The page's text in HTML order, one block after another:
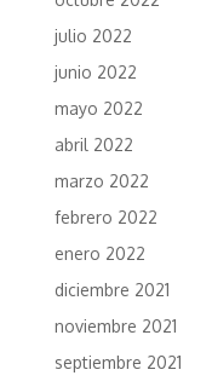
julio 2022
junio 2022
mayo 2022
abril 2022
marzo 2022
febrero 2022
enero 2022
diciembre 2021
noviembre 2021
septiembre 2021